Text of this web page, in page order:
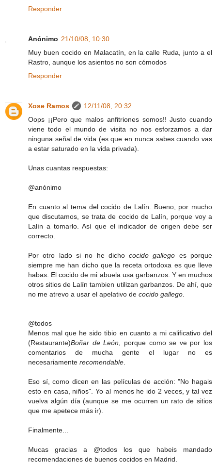
Responder
Anónimo 21/10/08, 10:30
Muy buen cocido en Malacatín, en la calle Ruda, junto a el
Rastro, aunque los asientos no son cómodos
Responder
Xose Ramos
12/11/08, 20:32
Oops ¡¡Pero que malos anfitriones somos!! Justo cuando
viene todo el mundo de visita no nos esforzamos a dar
ninguna señal de vida (es que en nunca sabes cuando vas
a estar saturado en la vida privada).
Unas cuantas respuestas:
@anónimo
En cuanto al tema del cocido de Lalín. Bueno, por mucho
que discutamos, se trata de cocido de Lalín, porque voy a
Lalín a tomarlo. Así que el indicador de origen debe ser
correcto.
Por otro lado si no he dichococido gallego es porque
siempre me han dicho que la receta ortodoxa es que lleve
habas. El cocido de mi abuela usa garbanzos. Y en muchos
otros sitios de Lalín tambien utilizan garbanzos. De ahí, que
no me atrevo a usar el apelativo de cocido gallego
@todos
Menos mal que he sido tibio en cuanto a mi calificativo del
(Restaurante)Boñar de León , porque como se ve por los
comentarios de mucha gente el lugar no es
necesariamente recomendable
Eso sí, como dicen en las películas de acción: "No hagais
esto en casa, niños". Yo al menos he ido 2 veces, y tal vez
vuelva algún día (aunque se me ocurren un rato de sitios
que me apetece más ir).
Finalmente...
Mucas gracias a @todos los que habeis mandado
recomendaciones de buenos cocidos en Madrid.